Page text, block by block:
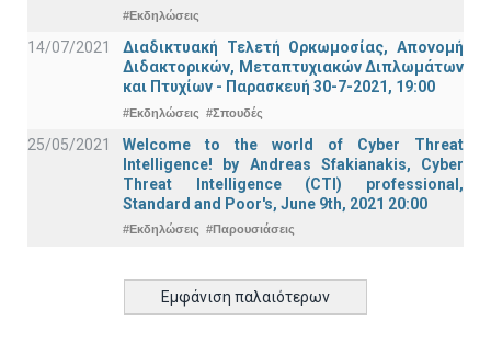
#Εκδηλώσεις
14/07/2021
Διαδικτυακή Τελετή Ορκωμοσίας, Απονομή
Διδακτορικών, Μεταπτυχιακών Διπλωμάτων
και Πτυχίων - Παρασκευή 30-7-2021, 19:00
#Εκδηλώσεις #Σπουδές
25/05/2021
Welcome to the world of Cyber Threat
Intelligence! by Andreas Sfakianakis, Cyber
Threat Intelligence (CTI) professional,
Standard and Poor's, June 9th, 2021 20:00
#Εκδηλώσεις #Παρουσιάσεις
Εμφάνιση παλαιότερων